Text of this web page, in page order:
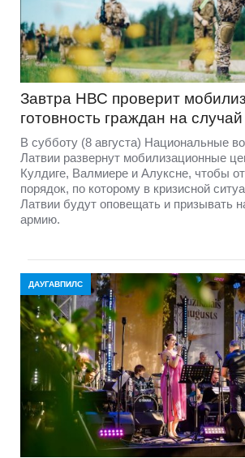
Завтра НВС проверит
готовность граждан на
В субботу (8 августа) Национальные
Латвии развернут мобилизационные
Кулдиге, Валмиере и Алуксне, чтобы
порядок, по которому в кризисной
Латвии будут оповещать и призывать
армию.
ДАУГАВПИЛС